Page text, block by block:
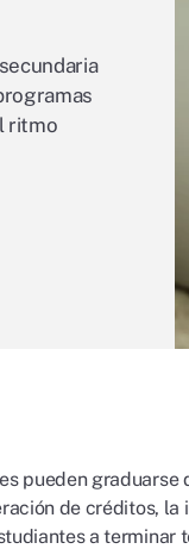
ritmo
pueden
de créditos,
a terminar